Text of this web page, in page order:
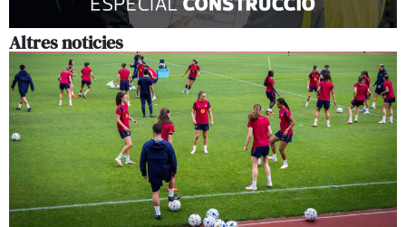
Altres noticies